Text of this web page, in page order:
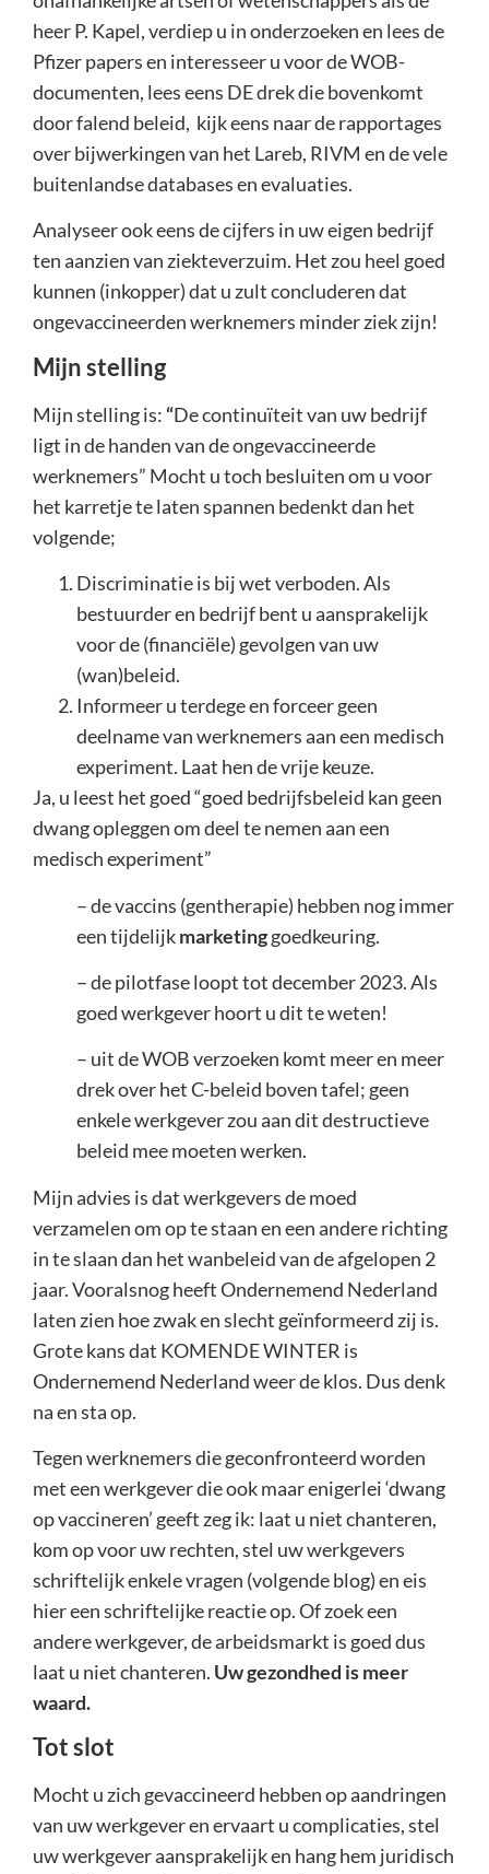
heer P. Kapel, verdiep u in onderzoeken en lees de
Pfizer papers en interesseer u voor de WOB-
documenten, lees eens DE drek die bovenkomt
door falend beleid, kijk eens naar de rapportages
over bijwerkingen van het Lareb, RIVM en de vele
buitenlandse databases en evaluaties.
Analyseer ook eens de cijfers in uw eigen bedrijf
ten aanzien van ziekteverzuim. Het zou heel goed
kunnen (inkopper) dat u zult concluderen dat
ongevaccineerden werknemers minder ziek zijn!
Mijn stelling
Mijn stelling is: “De continuïteit van uw bedrijf
ligt in de handen van de ongevaccineerde
werknemers” Mocht u toch besluiten om u voor
het karretje te laten spannen bedenkt dan het
volgende;
Discriminatie is bij wet verboden. Als
bestuurder en bedrijf bent u aansprakelijk
voor de (financiële) gevolgen van uw
(wan)beleid.
Informeer u terdege en forceer geen
deelname van werknemers aan een medisch
experiment. Laat hen de vrije keuze.
Ja, u leest het goed “goed bedrijfsbeleid kan geen
dwang opleggen om deel te nemen aan een
medisch experiment”
– de vaccins (gentherapie) hebben nog immer
een tijdelijkmarketinggoedkeuring.
– de pilotfase loopt tot december 2023. Als
goed werkgever hoort u dit te weten!
– uit de WOB verzoeken komt meer en meer
drek over het C-beleid boven tafel; geen
enkele werkgever zou aan dit destructieve
beleid mee moeten werken.
Mijn advies is dat werkgevers de moed
verzamelen om op te staan en een andere richting
in te slaan dan het wanbeleid van de afgelopen 2
jaar. Vooralsnog heeft Ondernemend Nederland
laten zien hoe zwak en slecht geïnformeerd zij is.
Grote kans dat KOMENDE WINTER is
Ondernemend Nederland weer de klos. Dus denk
na en sta op.
Tegen werknemers die geconfronteerd worden
met een werkgever die ook maar enigerlei ‘dwang
op vaccineren’ geeft zeg ik: laat u niet chanteren,
kom op voor uw rechten, stel uw werkgevers
schriftelijk enkele vragen (volgende blog) en eis
hier een schriftelijke reactie op. Of zoek een
andere werkgever, de arbeidsmarkt is goed dus
laat u niet chanteren. Uw gezondhed is meer
waard.
Tot slot
Mocht u zich gevaccineerd hebben op aandringen
van uw werkgever en ervaart u complicaties, stel
uw werkgever aansprakelijk en hang hem juridisch